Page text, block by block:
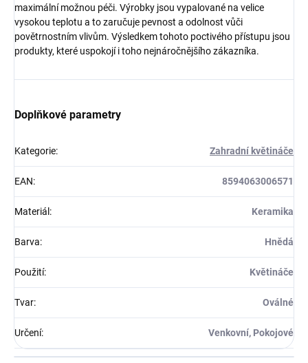
maximální možnou péči. Výrobky jsou vypalované na velice
vysokou teplotu a to zaručuje pevnost a odolnost vůči
povětrnostním vlivům. Výsledkem tohoto poctivého přístupu jsou
produkty, které uspokojí i toho nejnáročnějšího zákazníka.
Doplňkové parametry
Kategorie: Zahradní květináče
EAN: 8594063006571
Materiál : Keramika
Barva: Hnědá
Použití: Květináče
Tvar: Oválné
Určení: Venkovní, Pokojové